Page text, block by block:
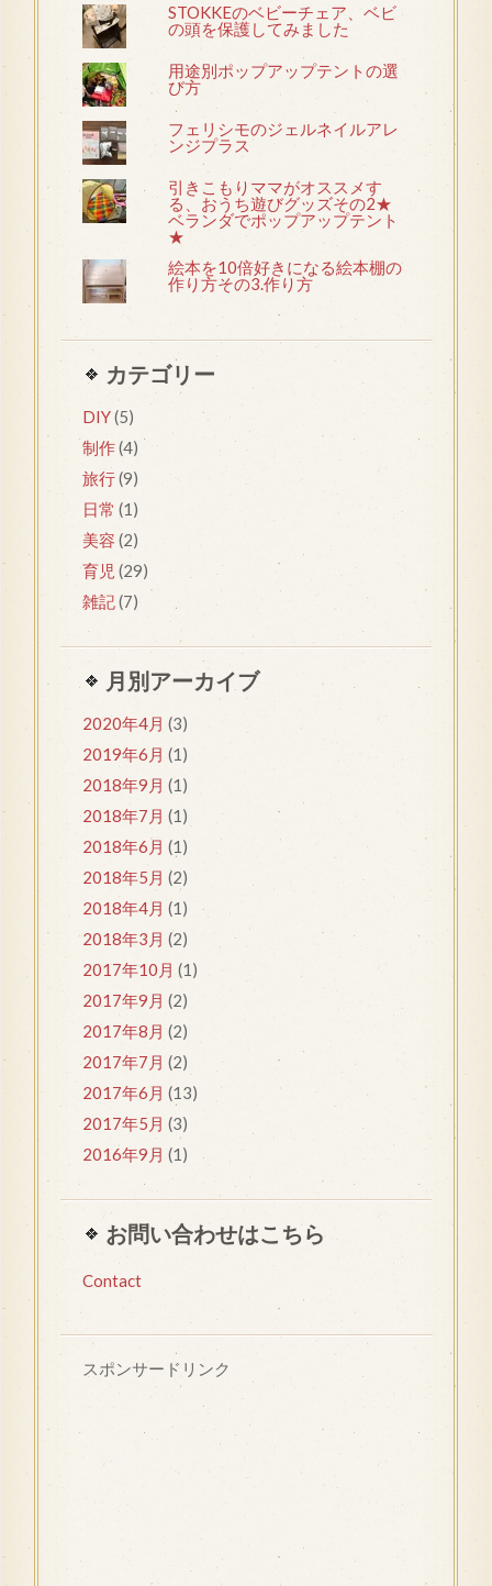
STOKKEのベビーチェア、ベビ
の頭を保護してみました
用途別ポップアップテントの選
び方
フェリシモのジェルネイルアレ
ンジプラス
引きこもりママがオススメす
る、おうち遊びグッズその2★
ベランダでポップアップテント
★
絵本を10倍好きになる絵本棚の
作り方その3.作り方
カテゴリー
DIY(5)
制作(4)
旅行(9)
日常 (1)
美容 (2)
育児 (29)
雑記(7)
月別アーカイブ
2020年4月 (3)
2019年6月 (1)
2018年9月 (1)
2018年7月 (1)
2018年6月 (1)
2018年5月 (2)
2018年4月 (1)
2018年3月 (2)
2017年10月 (1)
2017年9月 (2)
2017年8月 (2)
2017年7月 (2)
2017年6月 (13)
2017年5月 (3)
2016年9月 (1)
お問い合わせはこちら
Contact
スポンサードリンク